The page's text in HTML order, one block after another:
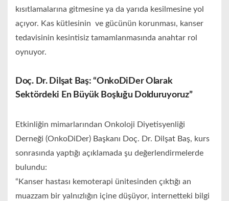
kısıtlamalarına gitmesine ya da yarıda kesilmesine yol
açıyor. Kas kütlesinin ve gücünün korunması, kanser
tedavisinin kesintisiz tamamlanmasında anahtar rol
oynuyor.
Doç. Dr. Dilşat Baş: “OnkoDiDer Olarak
Sektördeki En Büyük Boşluğu Dolduruyoruz”
Etkinliğin mimarlarından Onkoloji Diyetisyenliği
Derneği (OnkoDiDer) Başkanı Doç. Dr. Dilşat Baş, kurs
sonrasında yaptığı açıklamada şu değerlendirmelerde
bulundu:
“Kanser hastası kemoterapi ünitesinden çıktığı an
muazzam bir yalnızlığın içine düşüyor, internetteki bilgi